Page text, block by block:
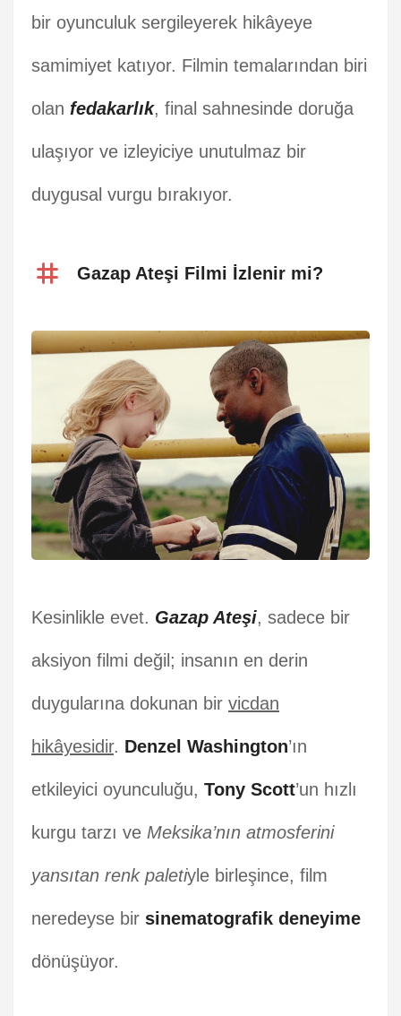
bir oyunculuk sergileyerek hikâyeye
samimiyet katıyor. Filmin temalarından biri
olan fedakarlık, final sahnesinde doruğa
ulaşıyor ve izleyiciye unutulmaz bir
duygusal vurgu bırakıyor.
Gazap Ateşi Filmi İzlenir mi?
Kesinlikle evet. Gazap Ateşi, sadece bir
aksiyon filmi değil; insanın en derin
duygularına dokunan bir vicdan
hikâyesidir. Denzel Washington’ın
etkileyici oyunculuğu, Tony Scott’un hızlı
kurgu tarzı ve Meksika’nın atmosferini
yansıtan renk paletiyle birleşince, film
neredeyse bir sinematografik deneyime
dönüşüyor.